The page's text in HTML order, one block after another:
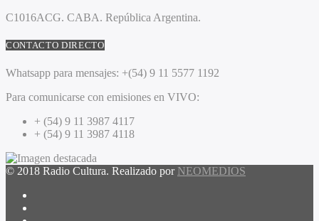
C1016ACG. CABA. República Argentina.
CONTACTO DIRECTO
Whatsapp para mensajes: +(54) 9 11 5577 1192
Para comunicarse con emisiones en VIVO:
+ (54) 9 11 3987 4117
+ (54) 9 11 3987 4118
© 2018 Radio Cultura. Realizado por NEOMEDIOS